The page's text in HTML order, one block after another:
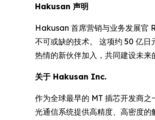
Hakusan 声明
Hakusan 首席营销与业务发展官
不可或缺的技术。 这项约 50 亿
热情的新伙伴加入，共同建设未来
关于 Hakusan Inc.
作为全球最早的 MT 插芯开发商
光通信系统提供高精度、高密度